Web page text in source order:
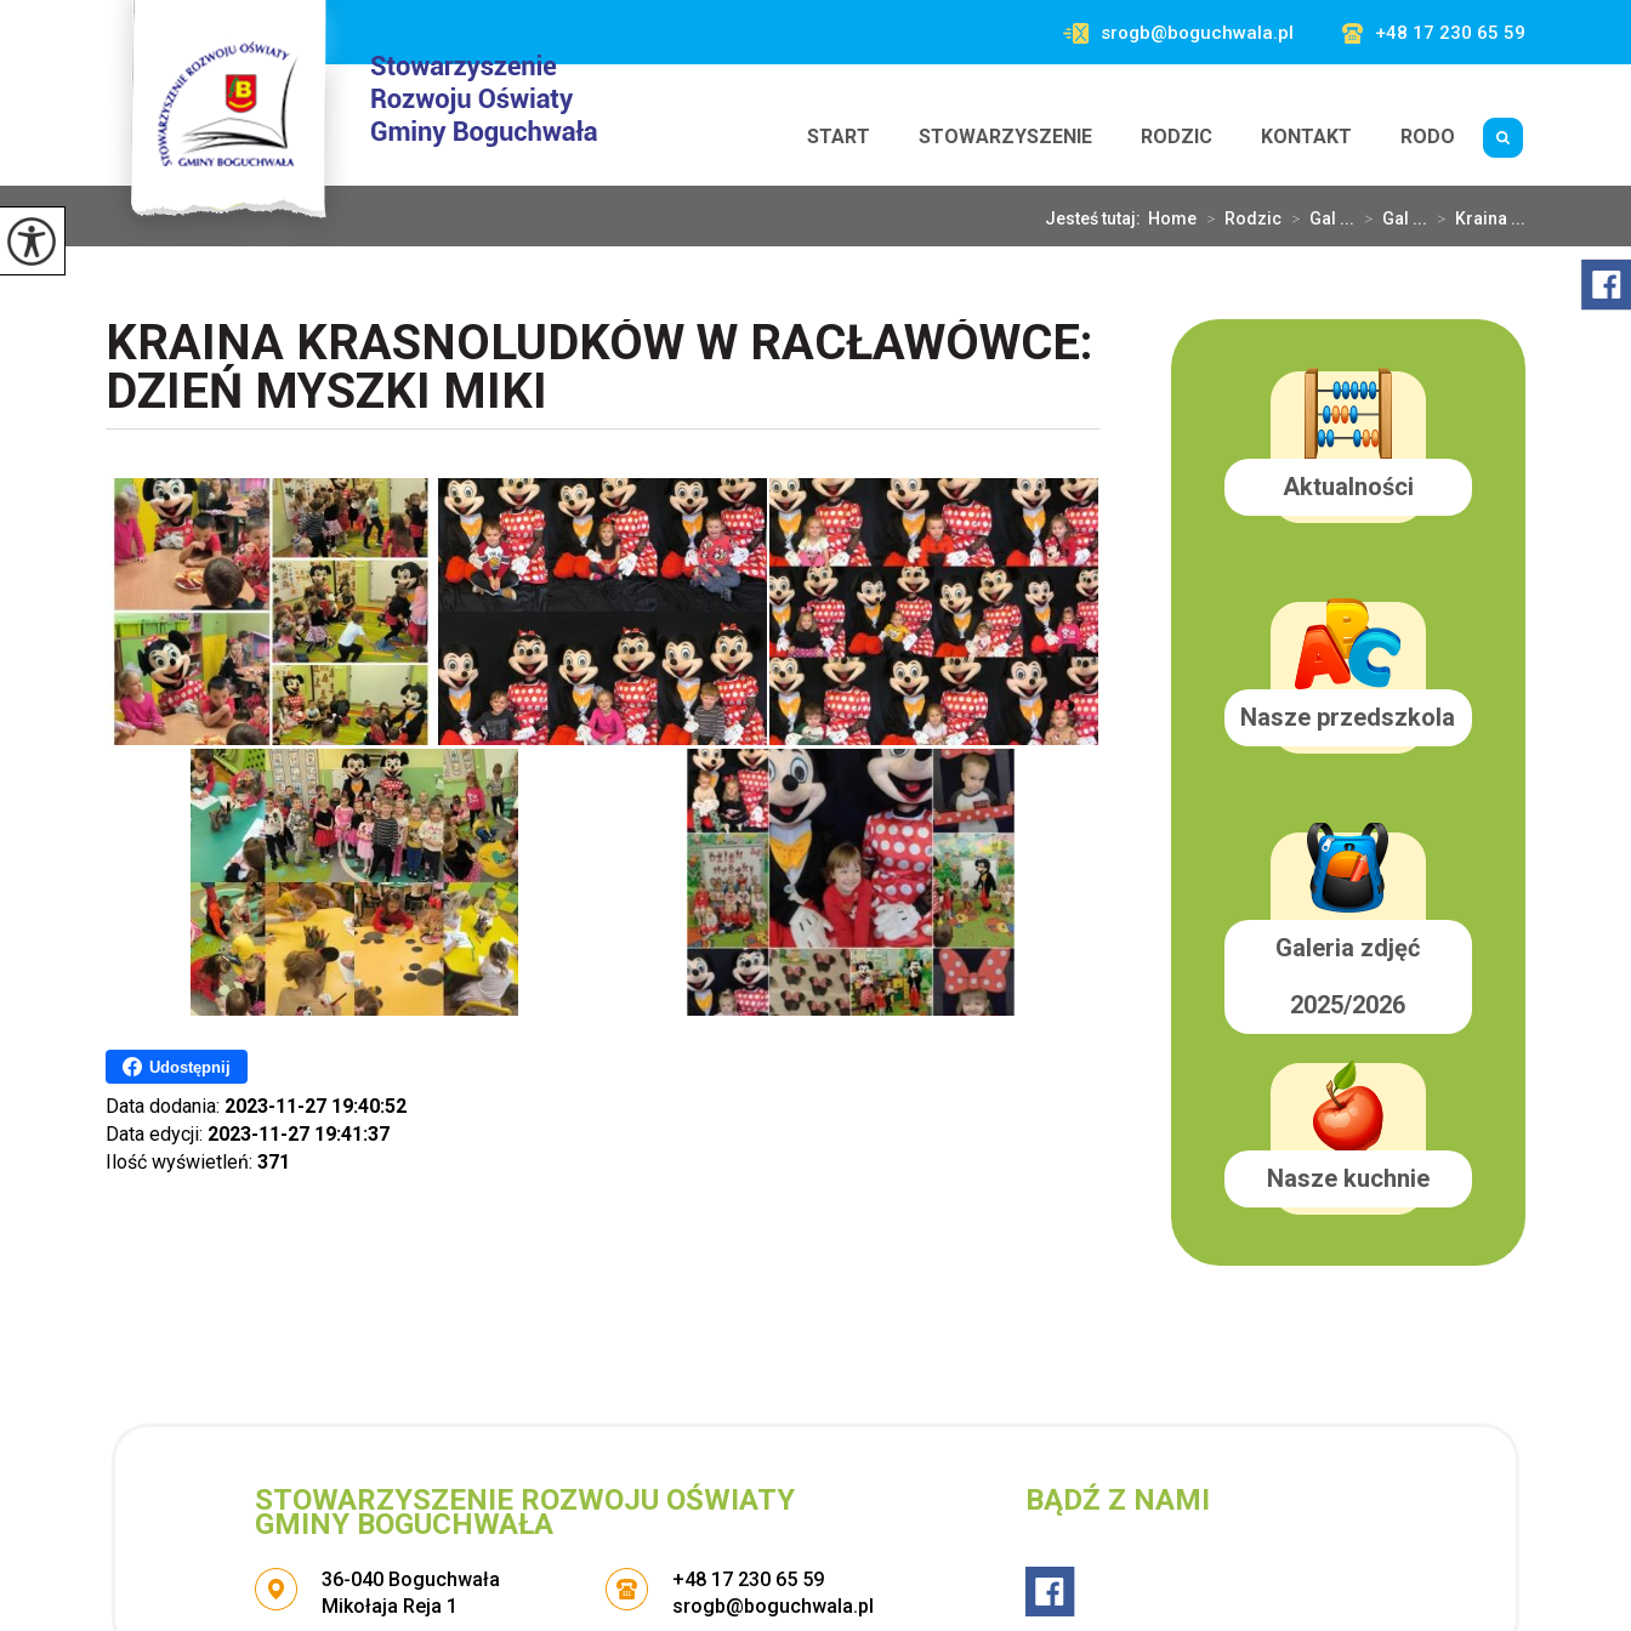
srogb@boguchwala.pl +48 17 230 65 59
START STOWARZYSZENIE RODZIC KONTAKT RODO
Jesteś tutaj: Home > Rodzic > Gal ... > Gal ... > Kraina ...
KRAINA KRASNOLUDKÓW W RACŁAWÓWCE:
DZIEŃ MYSZKI MIKI
Udostępnij
Data dodania: 2023-11-27 19:40:52
Data edycji: 2023-11-27 19:41:37
Ilość wyświetleń: 371
Aktualności
Nasze przedszkola
Galeria zdjęć
2025/2026
Nasze kuchnie
STOWARZYSZENIE ROZWOJU OŚWIATY
GMINY BOGUCHWAŁA
Adres pocztowy:
36-040 Boguchwała
Mikołaja Reja 1
+48 17 230 65 59
srogb@boguchwala.pl
BĄDŹ Z NAMI